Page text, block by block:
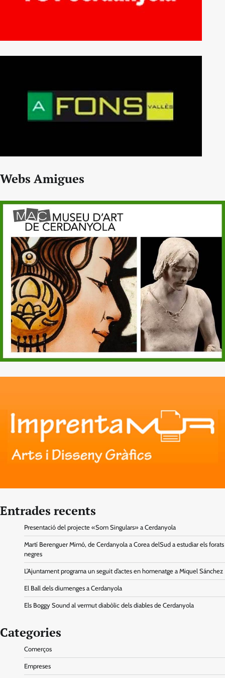
Webs Amigues
Entrades recents
Presentació del projecte «Som Singulars» a Cerdanyola
Martí Berenguer Mimó, de Cerdanyola a Corea delSud a estudiar els forats
negres
L’Ajuntament programa un seguit d’actes en homenatge a Miquel Sánchez
El Ball dels diumenges a Cerdanyola
Els Boggy Sound al vermut diabòlic dels diables de Cerdanyola
Categories
Comerços
Empreses